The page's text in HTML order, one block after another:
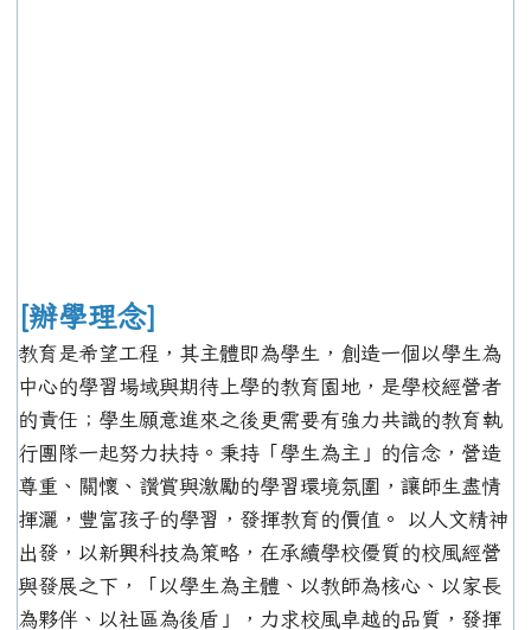
[辦學理念]
教育是希望工程，其主體即為學生，創造一個以學生為
中心的學習場域與期待上學的教育園地，是學校經營者
的責任；學生願意進來之後更需要有強力共識的教育執
行團隊一起努力扶持。秉持「學生為主」的信念，營造
尊重、關懷、讚賞與激勵的學習環境氛圍，讓師生盡情
揮灑，豐富孩子的學習，發揮教育的價值。 以人文精神
出發，以新興科技為策略，在承續學校優質的校風經營
與發展之下，「以學生為主體、以教師為核心、以家長
為夥伴、以社區為後盾」，力求校風卓越的品質，發揮